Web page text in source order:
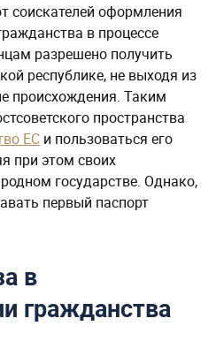
соискателей оформления
в процессе
разрешено получить
республике, не выходя из
происхождения. Таким
пространства
ЕС и пользоваться его
при этом своих
государстве. Однако,
первый паспорт
в
гражданства